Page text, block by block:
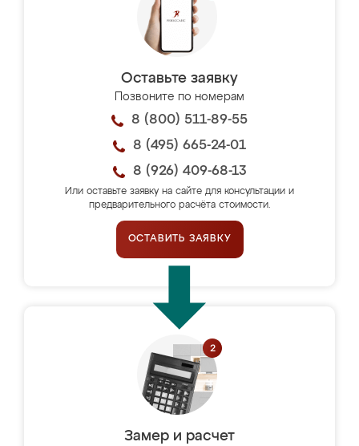
Оставьте заявку
Позвоните по номерам
8 (800) 511-89-55
8 (495) 665-24-01
8 (926) 409-68-13
Или оставьте заявку на сайте для консультации и
предварительного расчёта стоимости.
ОСТАВИТЬ ЗАЯВКУ
Замер и расчет